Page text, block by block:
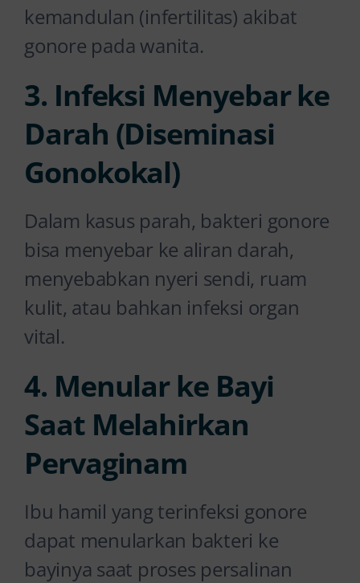
kemandulan (infertilitas) akibat
gonore pada wanita.
3. Infeksi Menyebar ke
Darah (Diseminasi
Gonokokal)
Dalam kasus parah, bakteri gonore
bisa menyebar ke aliran darah,
menyebabkan nyeri sendi, ruam
kulit, atau bahkan infeksi organ
vital.
4. Menular ke Bayi
Saat Melahirkan
Pervaginam
Ibu hamil yang terinfeksi gonore
dapat menularkan bakteri ke
bayinya saat proses persalinan